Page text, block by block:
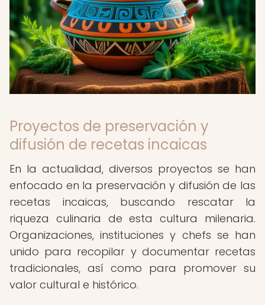
Proyectos de preservación y
difusión de recetas incaicas
En la actualidad, diversos proyectos se han
enfocado en la preservación y difusión de las
recetas incaicas, buscando rescatar la
riqueza culinaria de esta cultura milenaria.
Organizaciones, instituciones y chefs se han
unido para recopilar y documentar recetas
tradicionales, así como para promover su
valor cultural e histórico.